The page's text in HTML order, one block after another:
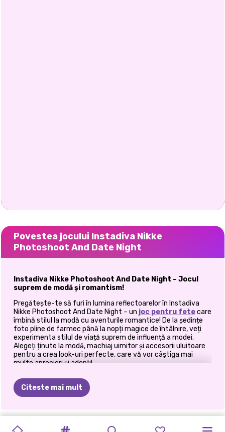
Povestea jocului Instadiva Nikke
Photoshoot And Date Night
Instadiva Nikke Photoshoot And Date Night – Jocul
suprem de modă și romantism!
Pregătește-te să furi în lumina reflectoarelor în Instadiva
Nikke Photoshoot And Date Night – un joc pentru fetecare
îmbină stilul la modă cu aventurile romantice! De la ședințe
foto pline de farmec până la nopți magice de întâlnire, veți
experimenta stilul de viață suprem de influență a modei.
Alegeți ținute la modă, machiaj uimitor și accesorii uluitoare
pentru a crea look-uri perfecte, care vă vor câștiga mai
multe aprecieri și adepți!
Loviți o poziție și ucideți ședința foto!
Fiecare Instadiva știe că ședința foto perfectă ține de detalii!
Citeste mai mult
POVEȘTI
BFFS FOTOGRAF
COSTUME CUPLURI PRINCESSES